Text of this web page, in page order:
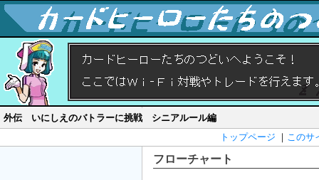
外伝 いにしえのバトラーに挑戦 シニアルール編
トップページ
｜ このサ
フローチャート